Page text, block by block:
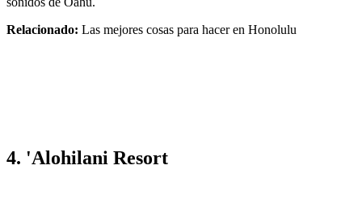
Relacionado: Las mejores cosas para hacer en Honolulu
4. 'Alohilani Resort